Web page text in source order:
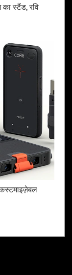
का स्टैंड, रवि
कस्टमाइज़ेबल